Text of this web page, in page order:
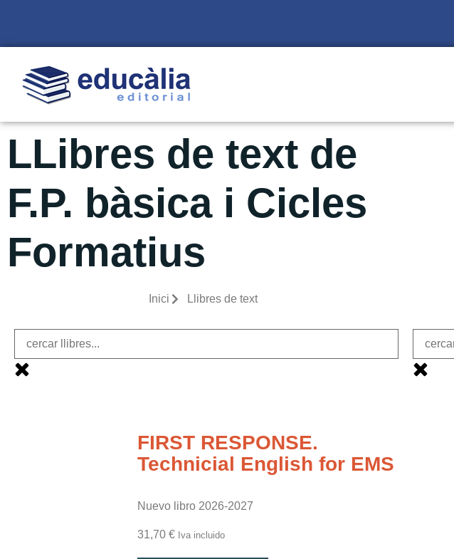
LLibres de text de
F.P. bàsica i Cicles
Formatius
Inici Llibres de text
FIRST RESPONSE.
Technicial English for EMS
Nuevo libro 2026-2027
31,70€ Iva incluido